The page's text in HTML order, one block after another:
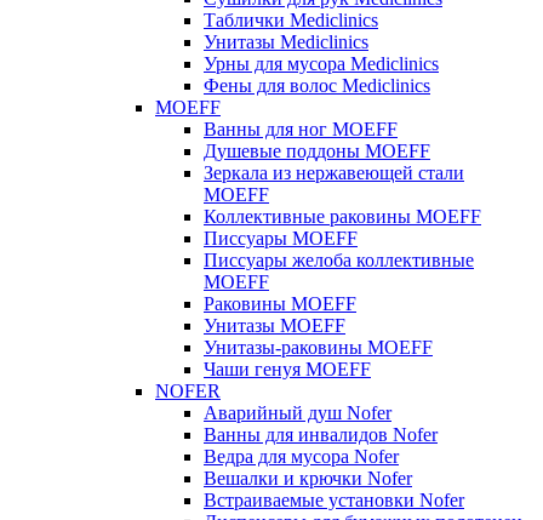
Таблички Mediclinics
Унитазы Mediclinics
Урны для мусора Mediclinics
Фены для волос Mediclinics
MOEFF
Ванны для ног MOEFF
Душевые поддоны MOEFF
Зеркала из нержавеющей стали
MOEFF
Коллективные раковины MOEFF
Писсуары MOEFF
Писсуары желоба коллективные
MOEFF
Раковины MOEFF
Унитазы MOEFF
Унитазы-раковины MOEFF
Чаши генуя MOEFF
NOFER
Аварийный душ Nofer
Ванны для инвалидов Nofer
Ведра для мусора Nofer
Вешалки и крючки Nofer
Встраиваемые установки Nofer